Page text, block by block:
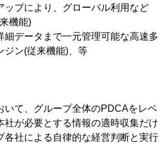
ップにより、グローバル利用など
機能)
細データまで一元管理可能な高速多
ジン(従来機能)、等
いて、グループ全体のPDCAをレベ
社が必要とする情報の適時収集だけ
各社による自律的な経営判断と実行